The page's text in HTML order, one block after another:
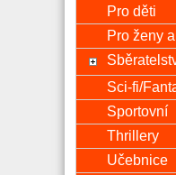
Pro děti
Pro ženy
Sci-fi/
Sportovní
Thrillery
Učebnice